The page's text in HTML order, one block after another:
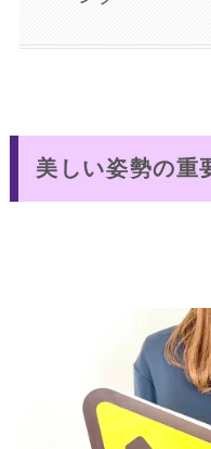
美しい姿勢の重